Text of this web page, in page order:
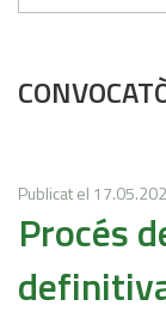
Publicat el
Procés